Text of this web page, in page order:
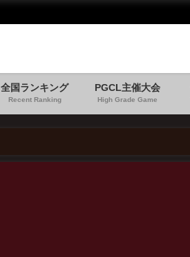
全国ランキング
Recent Ranking
PGCL主催大会
High Grade Game